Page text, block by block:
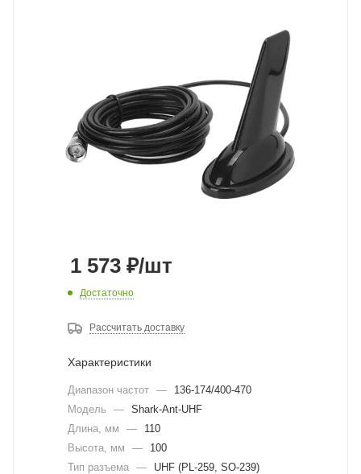
1 573 ₽/шт
Достаточно
Рассчитать доставку
Характеристики
Диапазон частот —
136-174/400-470
Модель
— Shark-Ant-UHF
Длина, мм
—
110
Высота, мм
—
100
Тип разъема — UHF (PL-259, SO-239)